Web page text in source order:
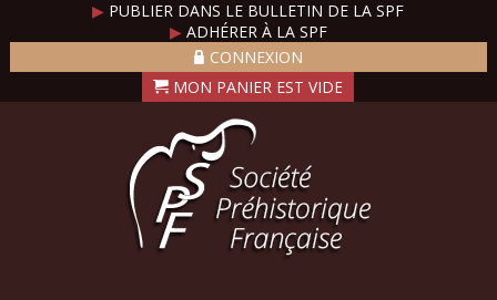
▶ PUBLIER DANS LE BULLETIN DE LA SPF
▶ADHÉRER À LA SPF
CONNEXION